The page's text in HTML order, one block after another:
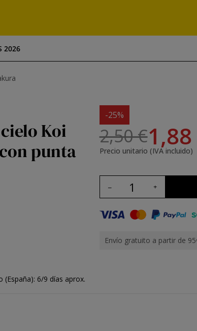
2026
Koi
punta
-25%
2,50 €
Precio unitario (IVA incluido)
Envío gratuito a partir de
(España): 6/9 días aprox.